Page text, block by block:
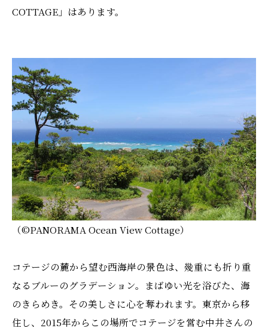
COTTAGE」はあります。
（©️PANORAMA Ocean View Cottage）
コテージの麓から望む西海岸の景色は、幾重にも折り重
なるブルーのグラデーション。まばゆい光を浴びた、海
のきらめき。その美しさに心を奪われます。東京から移
住し、2015年からこの場所でコテージを営む中井さんの